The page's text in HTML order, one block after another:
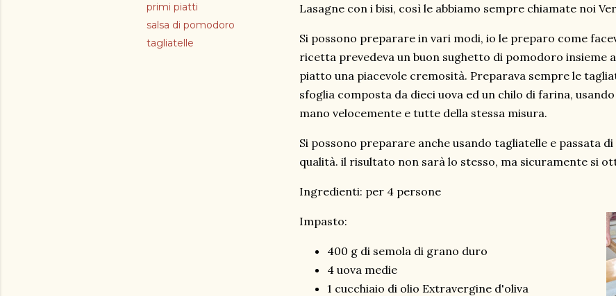
primi piatti
salsa di pomodoro
tagliatelle
Lasagne con i bisi, così le abbiamo sempre chiamate noi
Si possono preparare in vari modi, io le preparo come
ricetta prevedeva un buon sughetto di pomodoro insieme
piatto una piacevole cremosità. Preparava sempre le
sfoglia composta da dieci uova ed un chilo di farina,
mano velocemente e tutte della stessa misura.
Si possono preparare anche usando tagliatelle e passata
qualità. il risultato non sarà lo stesso, ma sicuramente si
Ingredienti: per 4 persone
Impasto:
400 g di semola di grano duro
4 uova medie
1 cucchiaio di olio Extravergine d'oliva